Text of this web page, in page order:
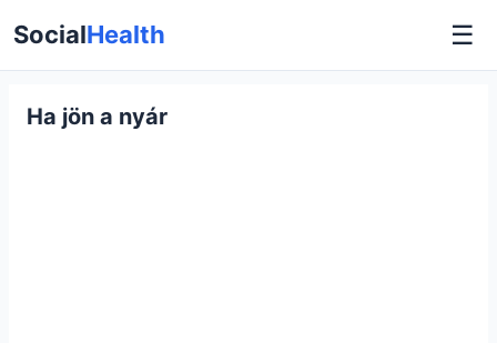
SocialHealth ☰
Ha jön a nyár